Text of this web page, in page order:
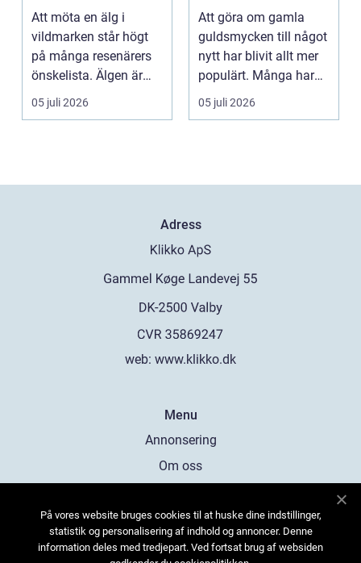
Att möta en älg i
vildmarken står högt
på många resenärers
önskelista. Älgen är
Skandinaviens ikonis...
05 juli 2026
favorit
Att göra om gamla
guldsmycken till något
nytt har blivit allt mer
populärt. Många har
ärvda ringar, ...
05 juli 2026
Adress
web: www.klikko.dk
Menu
Annonsering
Om oss
Kontakta oss
Sitemap
På vores website bruges cookies til at huske dine indstillinger,
statistik og personalisering af indhold og annoncer. Denne
information deles med tredjepart. Ved fortsat brug af websiden